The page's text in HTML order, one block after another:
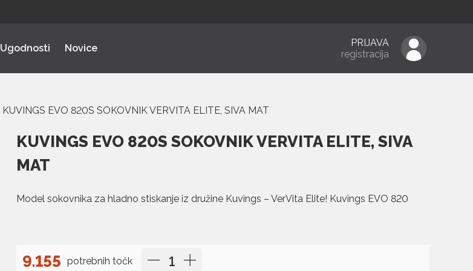
Ugodnosti Novice
PRIJAVA
registracija
KUVINGS EVO 820S SOKOVNIK VERVITA ELITE, SIVA MAT
KUVINGS EVO 820S SOKOVNIK VERVITA ELITE, SIVA
MAT
Model sokovnika za hladno stiskanje iz družine Kuvings – VerVita Elite! Kuvings EVO 820
9.155 potrebnih točk